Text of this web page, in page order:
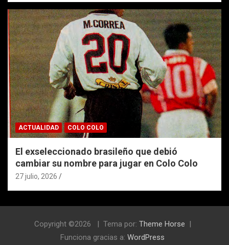
ACTUALIDAD COLO COLO
El exseleccionado brasileño que debió
cambiar su nombre para jugar en Colo Colo
27 julio, 2026
Copyright ©2026 Tema por: Theme Horse
Funciona gracias a: WordPress